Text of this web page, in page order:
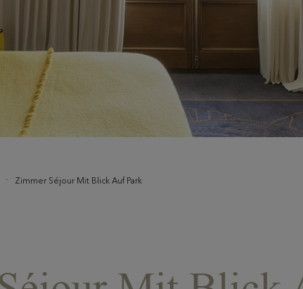
Zimmer Séjour Mit Blick Auf Park